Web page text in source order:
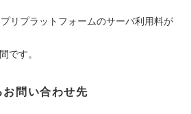
リプラットフォームのサーバ利用料が
です。
問い合わせ先